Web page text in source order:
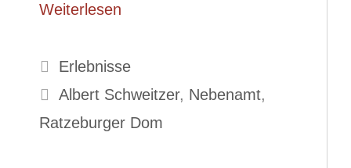
Weiterlesen
Kategorien
Erlebnisse
Schlagwörter
Albert Schweitzer, Nebenamt,
Ratzeburger Dom